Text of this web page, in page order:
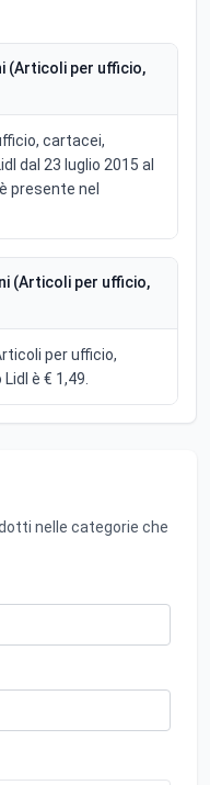
(Articoli per ufficio,
cartacei,
dal 23 luglio 2015 al
presente nel
(Articoli per ufficio,
per ufficio,
è € 1,49.
nelle categorie che